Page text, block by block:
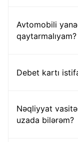
Avtomobili
qaytarmalıyam?
Debet kartı
Nəqliyyat
uzada bilərəm?